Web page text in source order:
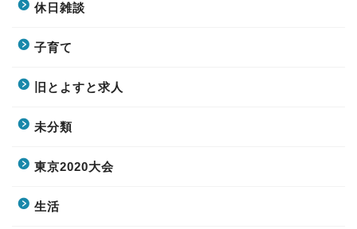
休日雑談
子育て
旧とよすと求人
未分類
東京2020大会
生活